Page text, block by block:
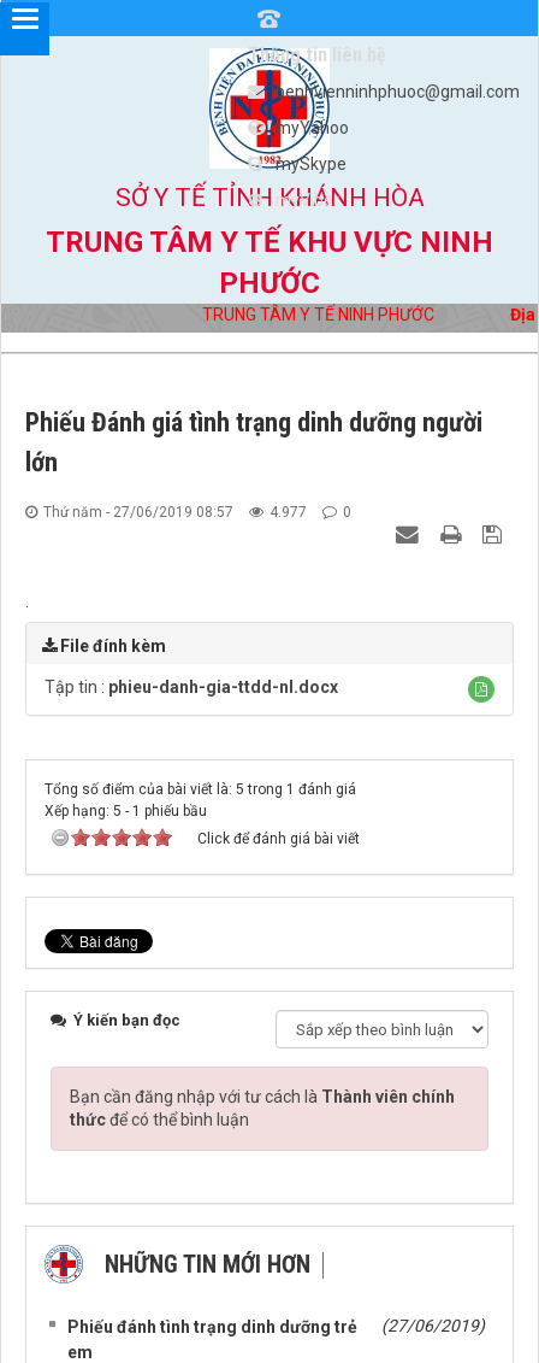
SỞ Y TẾ TỈNH KHÁNH HÒA
TRUNG TÂM Y TẾ KHU VỰC NINH
PHƯỚC
TRUNG TÂM Y TẾ NINH PHƯỚC Địa
Thông tin liên hệ
benhvienninhphuoc@gmail.com
myYahoo
mySkype
myViber
Phiếu Đánh giá tình trạng dinh dưỡng người
lớn
Thứ năm - 27/06/2019 08:57 4.977 0
File đính kèm
Tập tin : phieu-danh-gia-ttdd-nl.docx
Tổng số điểm của bài viết là: 5 trong 1 đánh giá
Xếp hạng: 5 - 1 phiếu bầu
Click để đánh giá bài viết
Ý kiến bạn đọc
Bạn cần đăng nhập với tư cách là Thành viên chính
thứcđể có thể bình luận
NHỮNG TIN MỚI HƠN
Phiếu đánh tình trạng dinh dưỡng trẻ
em
(27/06/2019)